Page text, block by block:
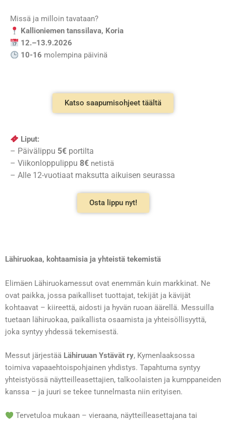
Missä ja milloin tavataan?
Kallioniemen tanssilava, Koria
12.–13.9.2026
10-16 molempina päivinä
Katso saapumisohjeet täältä
Liput:
– Päivälippu 5€ portilta
– Viikonloppulippu 8€ netistä
– Alle 12-vuotiaat maksutta aikuisen seurassa
Osta lippu nyt!
Lähiruokaa, kohtaamisia ja yhteistä tekemistä
Elimäen Lähiruokamessut ovat enemmän kuin markkinat. Ne
ovat paikka, jossa paikalliset tuottajat, tekijät ja kävijät
kohtaavat – kiireettä, aidosti ja hyvän ruoan äärellä. Messuilla
tuetaan lähiruokaa, paikallista osaamista ja yhteisöllisyyttä,
joka syntyy yhdessä tekemisestä.
Messut järjestää Lähiruuan Ystävät ry, Kymenlaaksossa
toimiva vapaaehtoispohjainen yhdistys. Tapahtuma syntyy
yhteistyössä näytteilleasettajien, talkoolaisten ja kumppaneiden
kanssa – ja juuri se tekee tunnelmasta niin erityisen.
Tervetuloa mukaan – vieraana, näytteilleasettajana tai